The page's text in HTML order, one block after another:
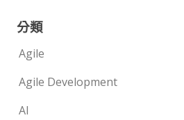
分類
Agile
Agile Development
AI